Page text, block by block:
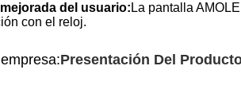
del usuario: La pantalla
con el reloj.
Presentación Del